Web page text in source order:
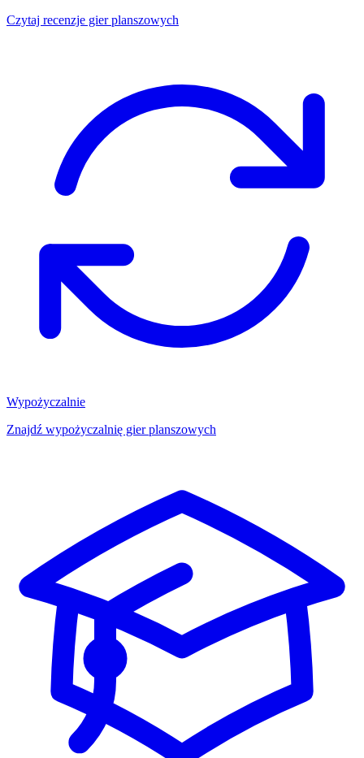
Czytaj recenzje gier planszowych
Wypożyczalnie
Znajdź wypożyczalnię gier planszowych